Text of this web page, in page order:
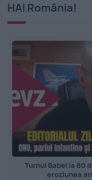
HAI România!
Turnul Babel la 80
eroziunea